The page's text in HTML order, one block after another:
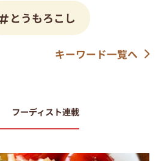
とうもろこし
キーワード一覧へ
フーディスト連載